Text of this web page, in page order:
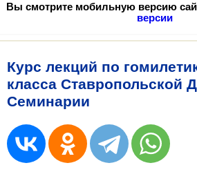
Вы смотрите мобильную версию
версии
Курс лекций по
класса Ставропольской
Семинарии